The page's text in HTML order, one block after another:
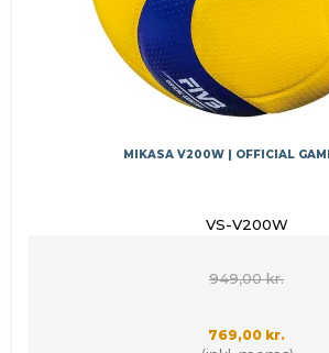
MIKASA V200W | OFFICIAL
VS-V200W
949,00 kr.
769,00 kr.